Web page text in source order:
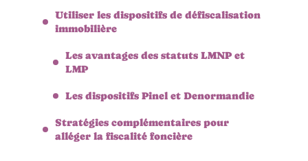
Utiliser les dispositifs de défiscalisation
immobilière
Les avantages des statuts LMNP et
LMP
Les dispositifs Pinel et Denormandie
Stratégies complémentaires pour
alléger la fiscalité foncière